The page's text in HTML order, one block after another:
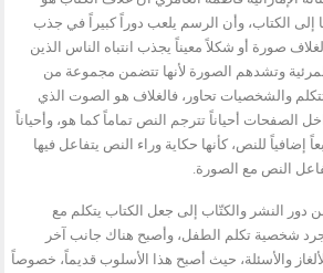
إلى الكتاب، وأن الرسم يلعب دوراً كبيراً في جذب
صورة أو شكلاً معيناً يجذب انتباه الناس الذين
وتشدهم الصورة لأنها تتضمن مجموعة من
والشخصيات تحاور، فالغلاف هو الصوت الذي
الصفحات أحياناً تترجم النص تماماً كما هو، وأحياناً
للنص، كأنها حكاية وراء النص يتفاعل فيها
النص مع الصورة.
النشر والكتّاب إلى جعل الكتاب يتكلم مع
شخصية تكلم الطفل، وأصبح هناك جانب آخر
والأسئلة، حيث أصبح هذا الأسلوب قديماً، خصوصاً